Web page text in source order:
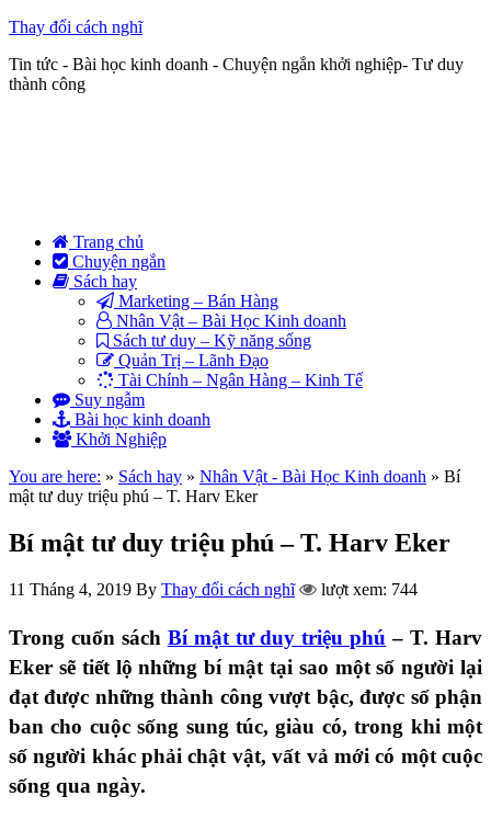
Thay đổi cách nghĩ
Tin tức - Bài học kinh doanh - Chuyện ngắn khởi nghiệp- Tư duy
thành công
Trang chủ
Chuyện ngắn
Sách hay
Marketing – Bán Hàng
Nhân Vật – Bài Học Kinh doanh
Sách tư duy – Kỹ năng sống
Quản Trị – Lãnh Đạo
Tài Chính – Ngân Hàng – Kinh Tế
Suy ngẫm
Bài học kinh doanh
Khởi Nghiệp
You are here: » Sách hay » Nhân Vật - Bài Học Kinh doanh » Bí
mật tư duy triệu phú – T. Harv Eker
Bí mật tư duy triệu phú – T. Harv Eker
11 Tháng 4, 2019 By Thay đổi cách nghĩ lượt xem: 744
Trong cuốn sách Bí mật tư duy triệu phú – T. Harv
Eker sẽ tiết lộ những bí mật tại sao một số người lại
đạt được những thành công vượt bậc, được số phận
ban cho cuộc sống sung túc, giàu có, trong khi một
số người khác phải chật vật, vất vả mới có một cuộc
sống qua ngày.